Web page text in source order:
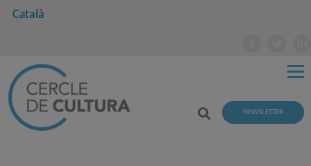
Català
NEWSLETTER